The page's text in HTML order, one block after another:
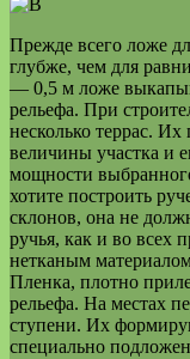
Прежде всего ложе
глубже, чем для
— 0,5 м ложе
рельефа. При
несколько террас. Их
величины участка и
мощности
хотите построить
склонов, она не
ручья, как и во всех
нетканым
Пленка, плотно
рельефа. На местах
ступени. Их
специально